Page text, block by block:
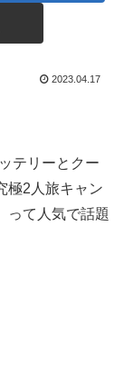
2023.04.17
テリーとクー
極2人旅キャン
って人気で話題